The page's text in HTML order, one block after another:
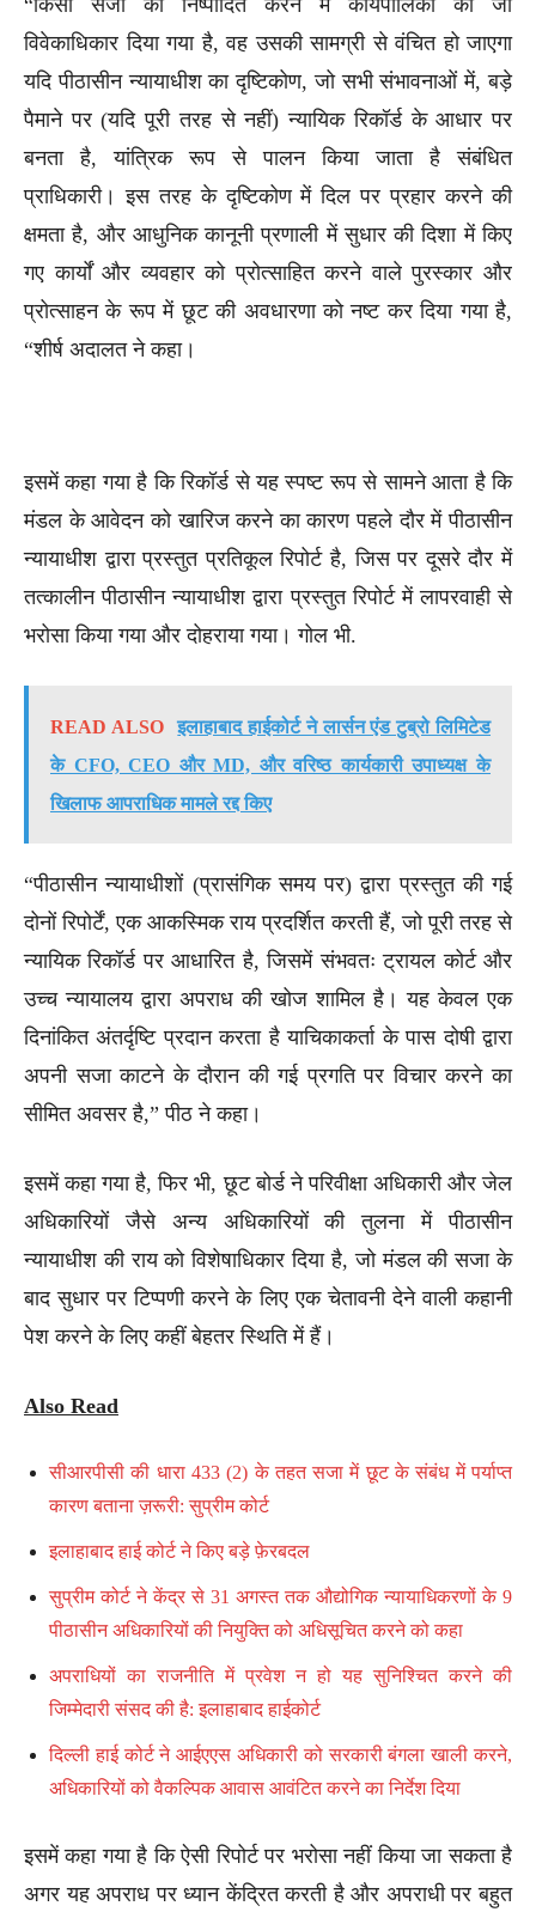
विवेकाधिकार दिया गया है, वह उसकी सामग्री से वंचित हो जाएगा
यदि पीठासीन न्यायाधीश का दृष्टिकोण, जो सभी संभावनाओं में, बड़े
पैमाने पर (यदि पूरी तरह से नहीं) न्यायिक रिकॉर्ड के आधार पर
बनता है, यांत्रिक रूप से पालन किया जाता है संबंधित
प्राधिकारी। इस तरह के दृष्टिकोण में दिल पर प्रहार करने की
क्षमता है, और आधुनिक कानूनी प्रणाली में सुधार की दिशा में किए
गए कार्यों और व्यवहार को प्रोत्साहित करने वाले पुरस्कार और
प्रोत्साहन के रूप में छूट की अवधारणा को नष्ट कर दिया गया है,
“शीर्ष अदालत ने कहा।
इसमें कहा गया है कि रिकॉर्ड से यह स्पष्ट रूप से सामने आता है कि
मंडल के आवेदन को खारिज करने का कारण पहले दौर में पीठासीन
न्यायाधीश द्वारा प्रस्तुत प्रतिकूल रिपोर्ट है, जिस पर दूसरे दौर में
तत्कालीन पीठासीन न्यायाधीश द्वारा प्रस्तुत रिपोर्ट में लापरवाही से
भरोसा किया गया और दोहराया गया। गोल भी.
READ ALSO
इलाहाबाद हाईकोर्ट ने लार्सन एंड टुब्रो लिमिटेड
के CFO, CEO और MD, और वरिष्ठ कार्यकारी उपाध्यक्ष के
खिलाफ आपराधिक मामले रद्द किए
“पीठासीन न्यायाधीशों (प्रासंगिक समय पर) द्वारा प्रस्तुत की गई
दोनों रिपोर्टें, एक आकस्मिक राय प्रदर्शित करती हैं, जो पूरी तरह से
न्यायिक रिकॉर्ड पर आधारित है, जिसमें संभवतः ट्रायल कोर्ट और
उच्च न्यायालय द्वारा अपराध की खोज शामिल है। यह केवल एक
दिनांकित अंतर्दृष्टि प्रदान करता है याचिकाकर्ता के पास दोषी द्वारा
अपनी सजा काटने के दौरान की गई प्रगति पर विचार करने का
सीमित अवसर है,” पीठ ने कहा।
इसमें कहा गया है, फिर भी, छूट बोर्ड ने परिवीक्षा अधिकारी और जेल
अधिकारियों जैसे अन्य अधिकारियों की तुलना में पीठासीन
न्यायाधीश की राय को विशेषाधिकार दिया है, जो मंडल की सजा के
बाद सुधार पर टिप्पणी करने के लिए एक चेतावनी देने वाली कहानी
पेश करने के लिए कहीं बेहतर स्थिति में हैं।
Also Read
सीआरपीसी की धारा 433 (2) के तहत सजा में छूट के संबंध में पर्याप्त
कारण बताना ज़रूरी: सुप्रीम कोर्ट
इलाहाबाद हाई कोर्ट ने किए बड़े फ़ेरबदल
सुप्रीम कोर्ट ने केंद्र से 31 अगस्त तक औद्योगिक न्यायाधिकरणों के 9
पीठासीन अधिकारियों की नियुक्ति को अधिसूचित करने को कहा
अपराधियों का राजनीति में प्रवेश न हो यह सुनिश्चित करने की
जिम्मेदारी संसद की है: इलाहाबाद हाईकोर्ट
दिल्ली हाई कोर्ट ने आईएएस अधिकारी को सरकारी बंगला खाली करने,
अधिकारियों को वैकल्पिक आवास आवंटित करने का निर्देश दिया
इसमें कहा गया है कि ऐसी रिपोर्ट पर भरोसा नहीं किया जा सकता है
अगर यह अपराध पर ध्यान केंद्रित करती है और अपराधी पर बहुत